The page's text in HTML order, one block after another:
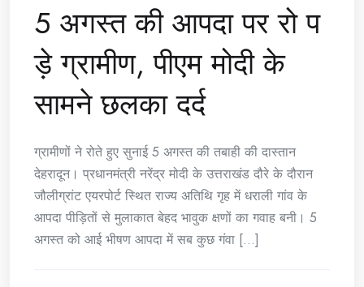
5 अगस्त की आपदा पर रो प
ड़े ग्रामीण, पीएम मोदी के
सामने छलका दर्द
ग्रामीणों ने रोते हुए सुनाई 5 अगस्त की तबाही की दास्तान
देहरादून। प्रधानमंत्री नरेंद्र मोदी के उत्तराखंड दौरे के दौरान
जौलीग्रांट एयरपोर्ट स्थित राज्य अतिथि गृह में धराली गांव के
आपदा पीड़ितों से मुलाकात बेहद भावुक क्षणों का गवाह बनी। 5
अगस्त को आई भीषण आपदा में सब कुछ गंवा [...]